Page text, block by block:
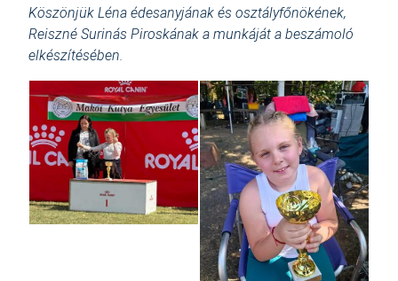
Köszönjük Léna édesanyjának és osztályfőnökének,
Reiszné Surinás Piroskának a munkáját a beszámoló
elkészítésében.